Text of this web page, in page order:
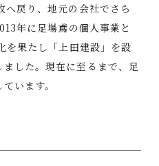
戻り、地元の会社でさら
年に足場鳶の個人事業と
を果たし「上田建設」を設
した。現在に至るまで、足
います。